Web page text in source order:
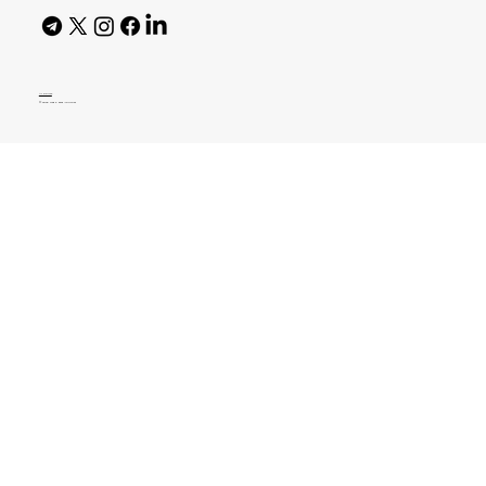
AI Policy
© 2026 High Bar Journal